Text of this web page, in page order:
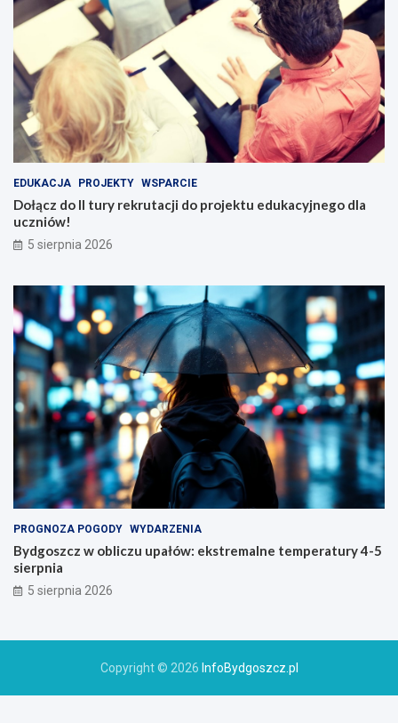
EDUKACJA PROJEKTY WSPARCIE
Dołącz do II tury rekrutacji do projektu edukacyjnego dla
uczniów!
5 sierpnia 2026
PROGNOZA POGODY WYDARZENIA
Bydgoszcz w obliczu upałów: ekstremalne temperatury 4-5
sierpnia
5 sierpnia 2026
Copyright © 2026 InfoBydgoszcz.pl